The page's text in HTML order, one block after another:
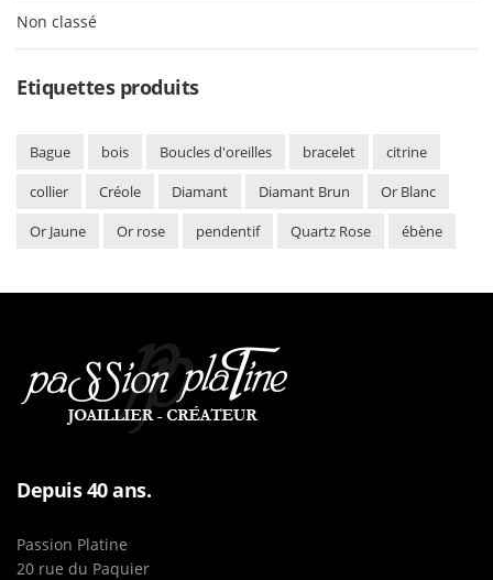
Non classé
Etiquettes produits
Bague bois Boucles d'oreilles bracelet
citrine
collier
Créole Diamant Diamant Brun
Or Blanc
Or Jaune
Or rose pendentif Quartz Rose ébène
Depuis 40 ans.
Passion Platine
20 rue du Paquier